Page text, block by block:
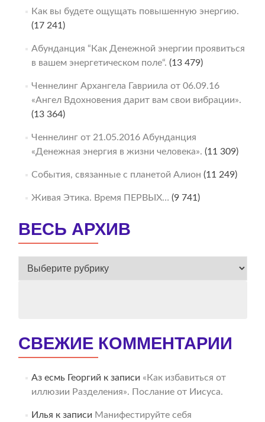
Как вы будете ощущать повышенную энергию.
(17 241)
Абунданция “Как Денежной энергии проявиться
в вашем энергетическом поле“. (13 479)
Ченнелинг Архангела Гавриила от 06.09.16
«Ангел Вдохновения дарит вам свои вибрации».
(13 364)
Ченнелинг от 21.05.2016 Абунданция
«Денежная энергия в жизни человека». (11 309)
События, связанные с планетой Алион (11 249)
Живая Этика. Время ПЕРВЫХ… (9 741)
ВЕСЬ АРХИВ
ВЕСЬ
СВЕЖИЕ КОММЕНТАРИИ
Аз есмь Георгий к записи «Как избавиться от
иллюзии Разделения». Послание от Иисуса.
Илья к записи Манифестируйте себя